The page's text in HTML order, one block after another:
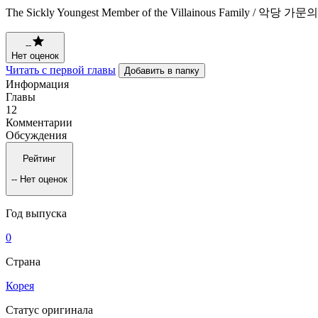
The Sickly Youngest Member of the Villainous Family / 악당 가문
--
Нет оценок
Читать с первой главы Добавить в папку
Информация
Главы
12
Комментарии
Обсуждения
Рейтинг
-- Нет оценок
Год выпуска
0
Страна
Корея
Статус оригинала